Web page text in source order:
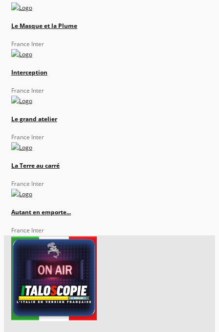
Le Masque et la Plume
France Inter
Interception
France Inter
Le grand atelier
France Inter
La Terre au carré
France Inter
Autant en emporte...
France Inter